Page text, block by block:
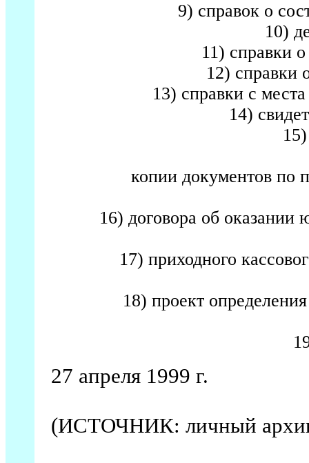
9) справок о
10)
11) справки
12) справки
13) справки с
14)
копии документов по
16) договора об
17) приходного
18) проект
27 апреля 1999 г.
(ИСТОЧНИК: личный